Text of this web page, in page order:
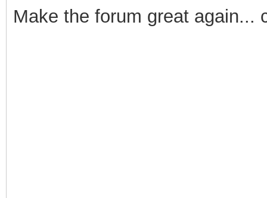
Make the forum great again...